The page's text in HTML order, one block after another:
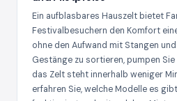
Ein aufblasbares Hauszelt bietet
Festivalbesuchern den Komfort
ohne den Aufwand mit Stangen
Gestänge zu sortieren, pumpen
das Zelt steht innerhalb weniger
erfahren Sie, welche Modelle es